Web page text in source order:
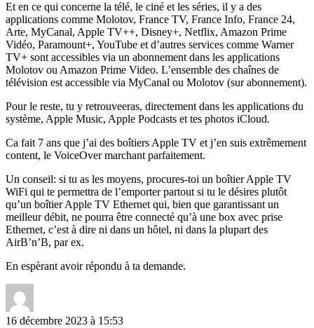
Et en ce qui concerne la télé, le ciné et les séries, il y a des
applications comme Molotov, France TV, France Info, France 24,
Arte, MyCanal, Apple TV++, Disney+, Netflix, Amazon Prime
Vidéo, Paramount+, YouTube et d’autres services comme Warner
TV+ sont accessibles via un abonnement dans les applications
Molotov ou Amazon Prime Video. L’ensemble des chaînes de
télévision est accessible via MyCanal ou Molotov (sur abonnement).
Pour le reste, tu y retrouveeras, directement dans les applications du
système, Apple Music, Apple Podcasts et tes photos iCloud.
Ca fait 7 ans que j’ai des boîtiers Apple TV et j’en suis extrêmement
content, le VoiceOver marchant parfaitement.
Un conseil: si tu as les moyens, procures-toi un boîtier Apple TV
WiFi qui te permettra de l’emporter partout si tu le désires plutôt
qu’un boîtier Apple TV Ethernet qui, bien que garantissant un
meilleur débit, ne pourra être connecté qu’à une box avec prise
Ethernet, c’est à dire ni dans un hôtel, ni dans la plupart des
AirB’n’B, par ex.
En espèrant avoir répondu à ta demande.
16 décembre 2023 à 15:53